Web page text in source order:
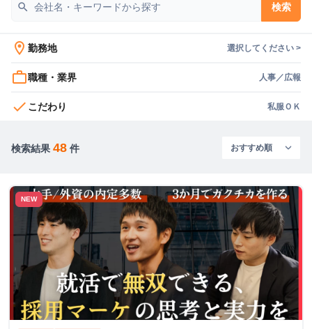
search 検索
location_on 勤務地 選択してください >
work_outline職種・業界 人事／広報
check こだわり 私服ＯＫ
検索結果 48 件
NEW